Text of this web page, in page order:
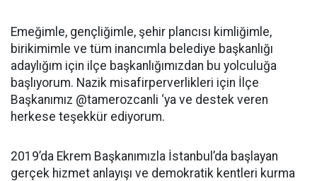
Emeğimle, gençliğimle, şehir plancısı kimliğimle,
birikimimle ve tüm inancımla belediye başkanlığı
adaylığım için ilçe başkanlığımızdan bu yolculuğa
başlıyorum. Nazik misafirperverlikleri için İlçe
Başkanımız @tamerozcanli ‘ya ve destek veren
herkese teşekkür ediyorum.
2019’da Ekrem Başkanımızla İstanbul’da başlayan
gerçek hizmet anlayışı ve demokratik kentleri kurma